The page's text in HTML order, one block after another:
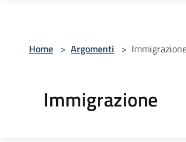
Home > Argomenti >
Immigrazione